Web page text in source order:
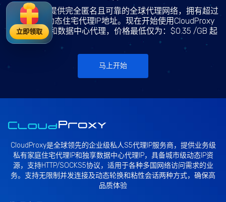
CloudProxy提供完全匿名且可靠的全球代理网络，拥有超过
2500万个动态住宅代理IP地址。现在开始使用CloudProxy
的住宅代理和数据中心代理，价格最低仅为：$0.35 /GB 起
马上开始
CloudProxy是全球领先的企业级私人S5代理 IP服务商，提供业务级
私有家庭住宅代理IP和独享数据中心代理IP，具备城市级动态IP资
源，支持HTTP/SOCKS5协议，适用于各种多国网络访问需求的业
务。支持无限制并发连接及动态轮换和粘性会话两种方式，确保高
品质体验
立即领取